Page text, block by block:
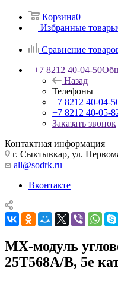
Корзина0
Избранные товары
Сравнение
+7 8212 40-04-50
Назад
Телефоны
+7 8212 40-04-
+7 8212 40-05-
Заказать звонок
Контактная информация
г. Сыктывкар, ул.
all@sodrk.ru
Вконтакте
MX-модуль
25T568A/B, 5e